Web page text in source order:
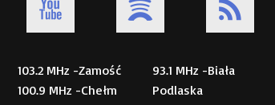
103.2 MHz -Zamość
100.9 MHz -Chełm
93.1 MHz -Biała
Podlaska